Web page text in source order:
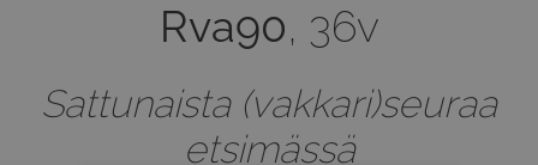
Rva90, 36v
Sattunaista (vakkari)seuraa
etsimässä